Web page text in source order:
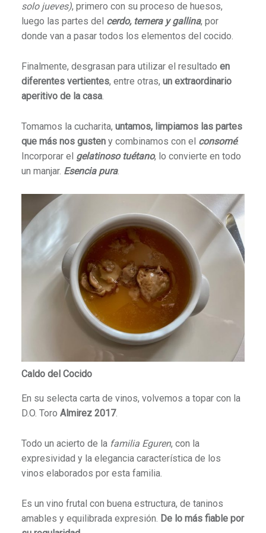
solo jueves), primero con su proceso de huesos,
luego las partes del cerdo, ternera y gallina, por
donde van a pasar todos los elementos del cocido.
Finalmente, desgrasan para utilizar el resultado en
diferentes vertientes, entre otras, un extraordinario
aperitivo de la casa.
Tomamos la cucharita, untamos, limpiamos las partes
que más nos gusteny combinamos con el consomé.
Incorporar el gelatinoso tuétano, lo convierte en todo
un manjar. Esencia pura.
Caldo del Cocido
En su selecta carta de vinos, volvemos a topar con la
D.O. Toro Almirez 2017.
Todo un acierto de la familia Eguren, con la
expresividad y la elegancia característica de los
vinos elaborados por esta familia.
Es un vino frutal con buena estructura, de taninos
amables y equilibrada expresión. De lo más fiable por